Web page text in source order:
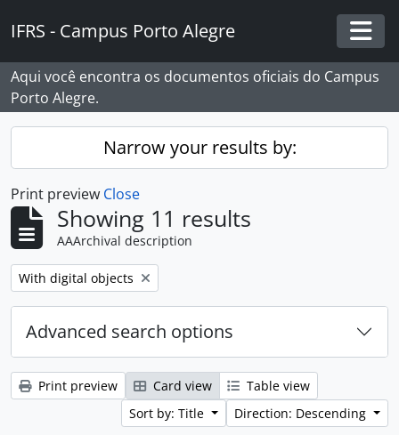
IFRS - Campus Porto Alegre
Aqui você encontra os documentos oficiais do Campus
Porto Alegre.
Narrow your results by:
Print preview Close
Showing 11 results
AAArchival description
Remove filter:
With digital objects
Advanced search options
Print preview Card view
Table view
Sort by: Title
Direction: Descending